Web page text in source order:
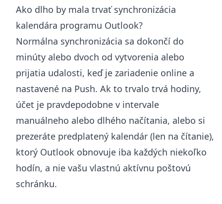
Ako dlho by mala trvať synchronizácia
kalendára programu Outlook?
Normálna synchronizácia sa dokončí do
minúty alebo dvoch od vytvorenia alebo
prijatia udalosti, keď je zariadenie online a
nastavené na Push. Ak to trvalo trvá hodiny,
účet je pravdepodobne v intervale
manuálneho alebo dlhého načítania, alebo si
prezeráte predplatený kalendár (len na čítanie),
ktorý Outlook obnovuje iba každých niekoľko
hodín, a nie vašu vlastnú aktívnu poštovú
schránku.